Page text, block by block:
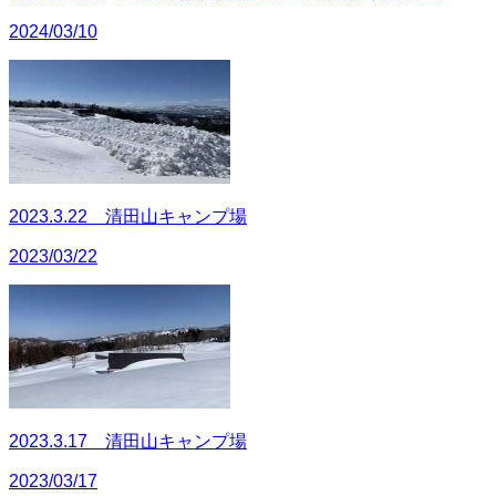
2024/03/10
2023.3.22 清田山キャンプ場
2023/03/22
2023.3.17 清田山キャンプ場
2023/03/17